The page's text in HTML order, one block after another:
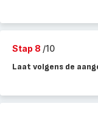
Stap 8 /10
Laat volgens de